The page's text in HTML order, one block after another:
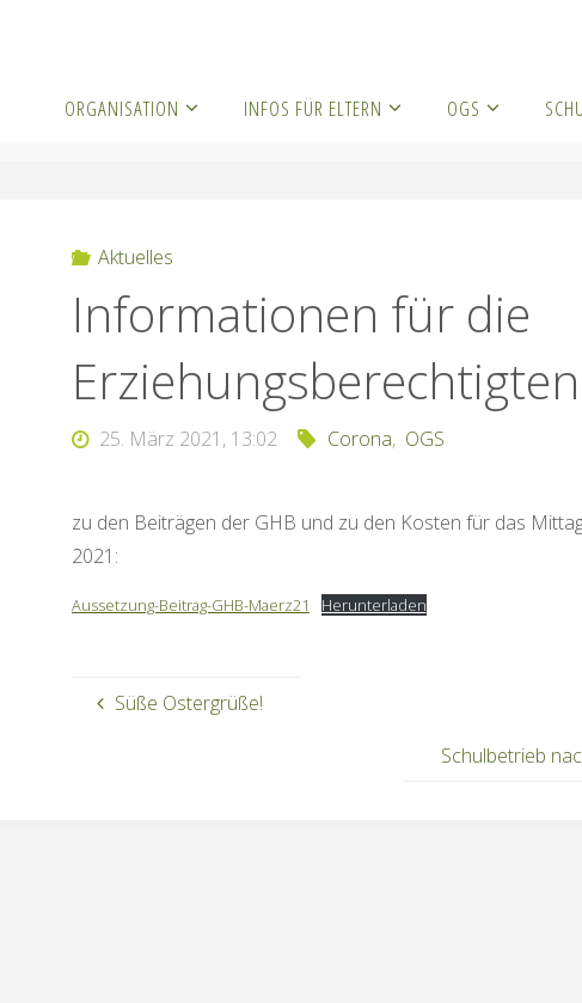
ORGANISATION INFOS FÜR ELTERN OGS
Aktuelles
Informationen für die
Erziehungsberechtigten
25. März 2021, 13:02 Corona, OGS
zu den Beiträgen der GHB und zu den Kosten für das
2021:
Aussetzung-Beitrag-GHB-Maerz21 Herunterladen
Süße Ostergrüße!
Schulbetrieb